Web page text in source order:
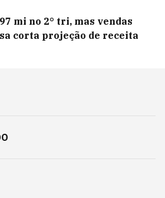
mi no 2° tri, mas vendas
corta projeção de receita